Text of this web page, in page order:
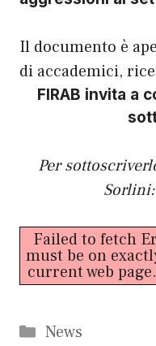
Il documento è
di accademici,
FIRAB invita a
Per
Sorlini:
Failed to fetch
must be on
current web page.
Categorie
News